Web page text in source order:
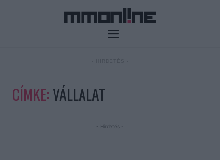
CÍMKE: VÁLLALAT
- Hirdetés -